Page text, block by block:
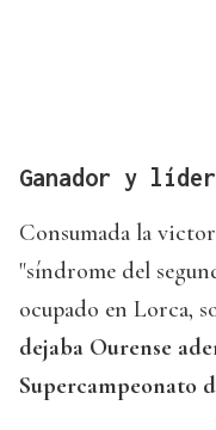
Ganador y
Consumada la
"síndrome del
ocupado en Lorca,
dejaba Ourense
Supercampeonato